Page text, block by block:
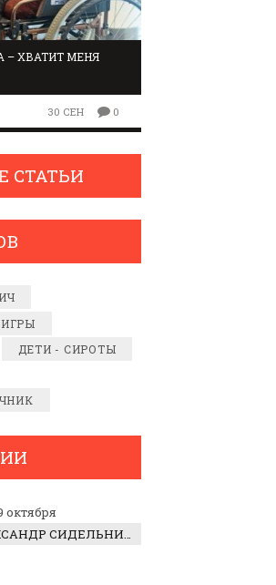
– ХВАТИТ МЕНЯ
30 СЕН 0
СТАТЬИ
ДЕТИ - СИРОТЫ
октября
ГЛУХОЙ АКТЕР АЛЕКСАНДР СИДЕЛЬНИКОВ: «С НАСЛАЖДЕНИЕМ ИГРАЛ ОТРИЦАТЕЛЬНОГО ГЕРОЯ!»